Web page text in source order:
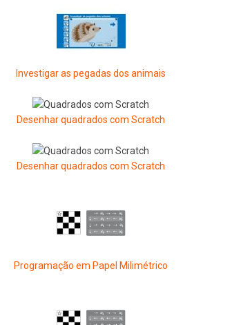
Investigar as pegadas dos animais
Desenhar quadrados com Scratch
Desenhar quadrados com Scratch
Programação em Papel Milimétrico